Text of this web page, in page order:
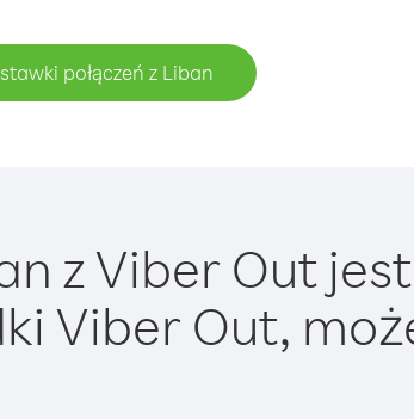
połączeń z Liban
z Viber Out
Viber Out,